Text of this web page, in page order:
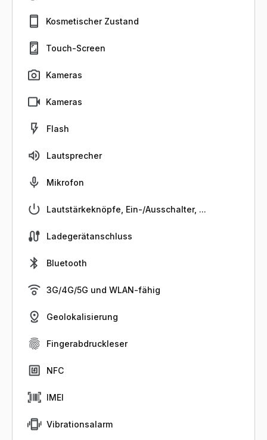
Kosmetischer Zustand
Touch-Screen
Kameras
Kameras
Flash
Lautsprecher
Mikrofon
Lautstärkeknöpfe, Ein-/Ausschalter, ...
Ladegerätanschluss
Bluetooth
3G/4G/5G und WLAN-fähig
Geolokalisierung
Fingerabdruckleser
NFC
IMEI
Vibrationsalarm